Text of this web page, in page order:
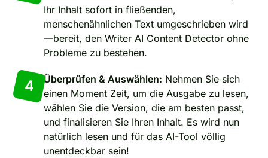
Ihr Inhalt sofort in fließenden,
menschenähnlichen Text umgeschrieben wird
—bereit, den Writer AI Content Detector ohne
Probleme zu bestehen.
4 Überprüfen & Auswählen: Nehmen Sie sich
einen Moment Zeit, um die Ausgabe zu lesen,
wählen Sie die Version, die am besten passt,
und finalisieren Sie Ihren Inhalt. Es wird nun
natürlich lesen und für das AI-Tool völlig
unentdeckbar sein!